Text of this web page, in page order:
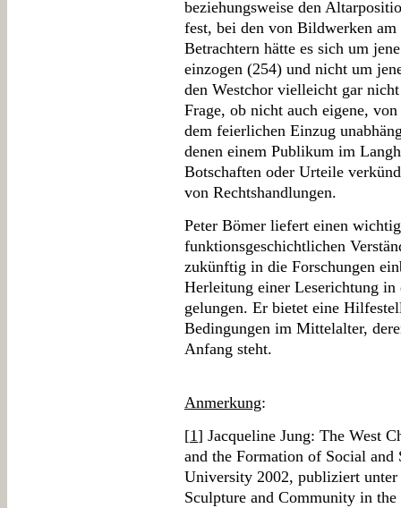
beziehungsweise den
fest, bei den von Bildwerken am
Betrachtern hätte es sich um
einzogen (254) und nicht um
den Westchor vielleicht gar
Frage, ob nicht auch eigene,
dem feierlichen Einzug
denen einem Publikum im
Botschaften oder Urteile
von Rechtshandlungen.
Peter Bömer liefert einen
funktionsgeschichtlichen
zukünftig in die Forschungen
Herleitung einer Leserichtung
gelungen. Er bietet eine
Bedingungen im Mittelalter,
Anfang steht.
Anmerkung:
[1] Jacqueline Jung: The West
and the Formation of Social and
University 2002, publiziert
Sculpture and Community in